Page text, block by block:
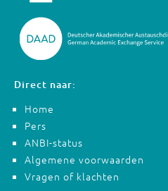
Direct naar:
Home
Pers
ANBI-status
Algemene voorwaarden
Vragen of klachten